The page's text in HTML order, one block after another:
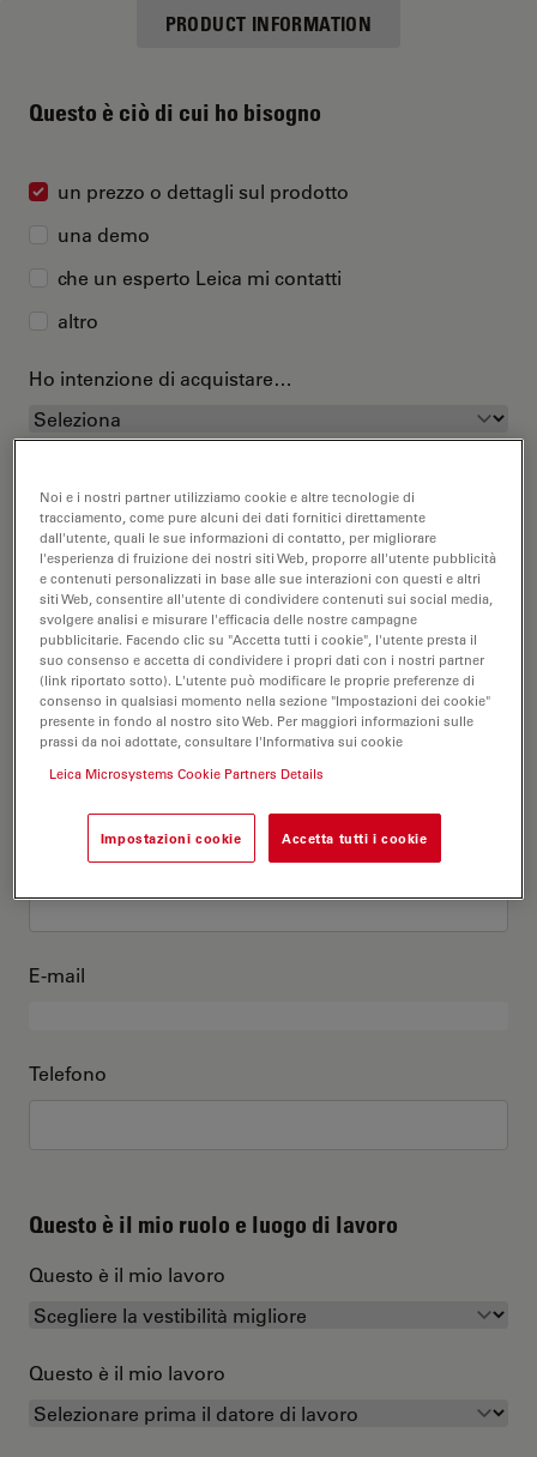
PRODUCT INFORMATION
Questo è ciò di cui ho bisogno
un prezzo o dettagli sul prodotto
una demo
che un esperto Leica mi contatti
altro
Ho intenzione di acquistare…
Questo sono io
Titolo accademico
Nome
Cognome
E-mail
Telefono
Questo è il mio ruolo e luogo di lavoro
Questo è il mio lavoro
Questo è il mio lavoro
Noi e i nostri partner utilizziamo cookie e altre tecnologie di
tracciamento, come pure alcuni dei dati fornitici direttamente
dall'utente, quali le sue informazioni di contatto, per migliorare
l'esperienza di fruizione dei nostri siti Web, proporre all'utente pubblicità
e contenuti personalizzati in base alle sue interazioni con questi e altri
siti Web, consentire all'utente di condividere contenuti sui social media,
svolgere analisi e misurare l'efficacia delle nostre campagne
pubblicitarie. Facendo clic su "Accetta tutti i cookie", l'utente presta il
suo consenso e accetta di condividere i propri dati con i nostri partner
(link riportato sotto). L'utente può modificare le proprie preferenze di
consenso in qualsiasi momento nella sezione "Impostazioni dei cookie"
presente in fondo al nostro sito Web. Per maggiori informazioni sulle
prassi da noi adottate, consultare l'Informativa sui cookie
Leica Microsystems Cookie Partners Details
Impostazioni cookie Accetta tutti i cookie